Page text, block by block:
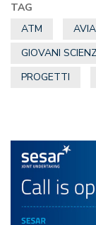
TAG
ATM
GIOVANI
PROGETTI